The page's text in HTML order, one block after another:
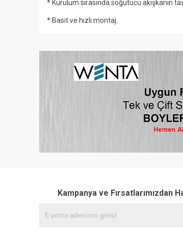
* Kurulum sırasında soğutucu akışkanın
* Basit ve hızlı montaj.
Kampanya ve Fırsatlarımızdan